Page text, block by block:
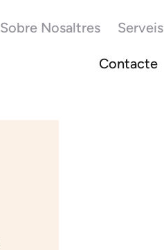
Sobre Nosaltres Serveis
Contacte